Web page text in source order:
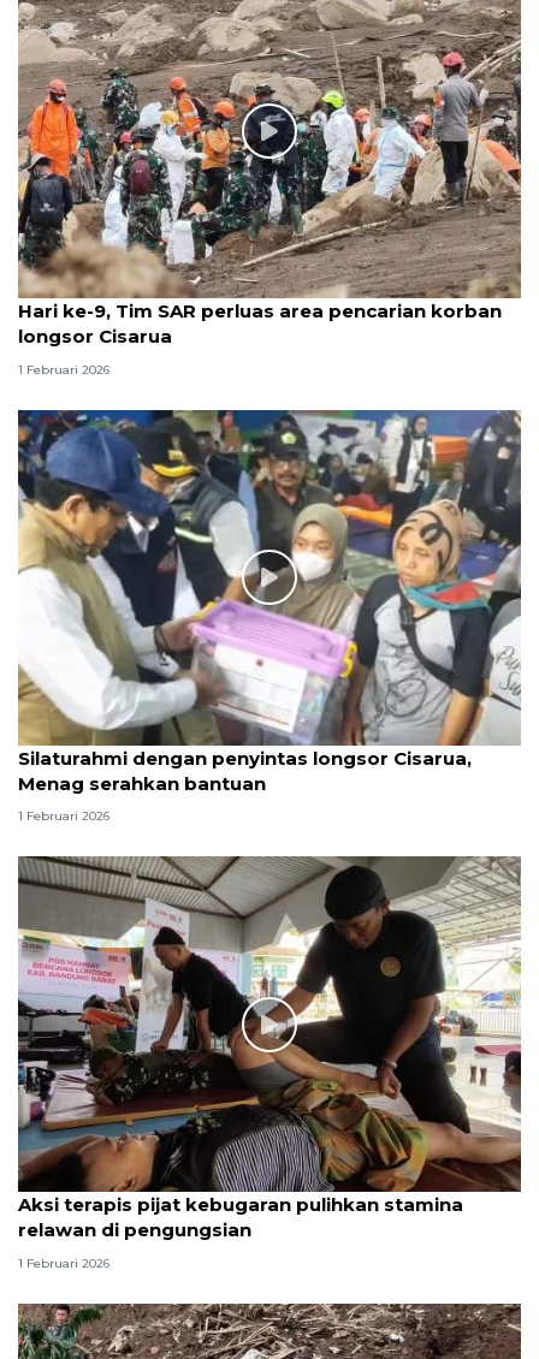
Hari ke-9, Tim SAR perluas area pencarian korban
longsor Cisarua
1 Februari 2026
Silaturahmi dengan penyintas longsor Cisarua,
Menag serahkan bantuan
1 Februari 2026
Aksi terapis pijat kebugaran pulihkan stamina
relawan di pengungsian
1 Februari 2026